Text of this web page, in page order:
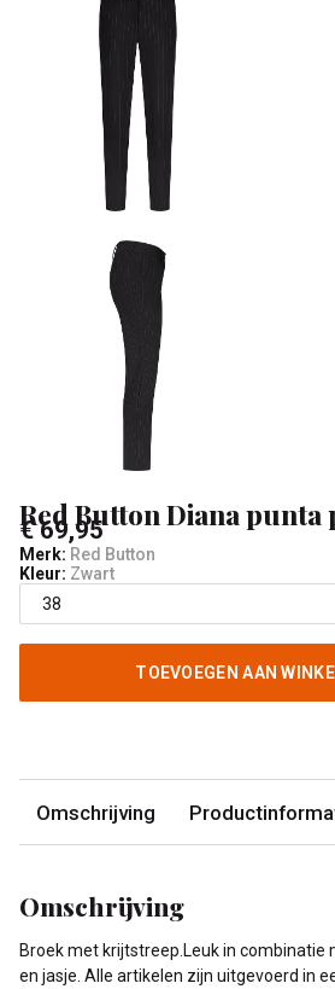
Klean
Red Button Diana punta
€ 69,95
Merk: Red Button
Kleur: Zwart
TOEVOEGEN AAN
Omschrijving
Omschrijving
Broek met krijtstreep.Leuk in combinatie
en jasje. Alle artikelen zijn uitgevoerd in